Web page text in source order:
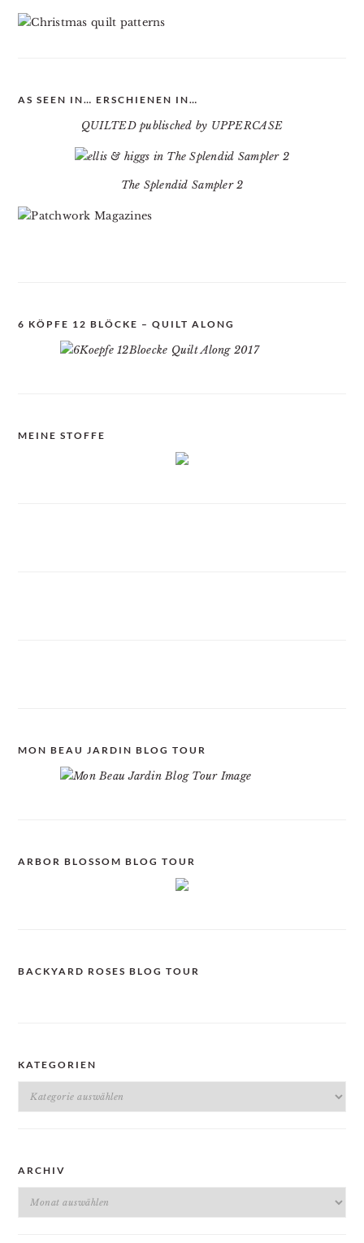
AS SEEN IN… ERSCHIENEN IN…
QUILTED publisched by UPPERCASE
The Splendid Sampler 2
6 KÖPFE 12 BLÖCKE – QUILT ALONG
MEINE STOFFE
MON BEAU JARDIN BLOG TOUR
ARBOR BLOSSOM BLOG TOUR
BACKYARD ROSES BLOG TOUR
KATEGORIEN
Kategorien
ARCHIV
Archiv